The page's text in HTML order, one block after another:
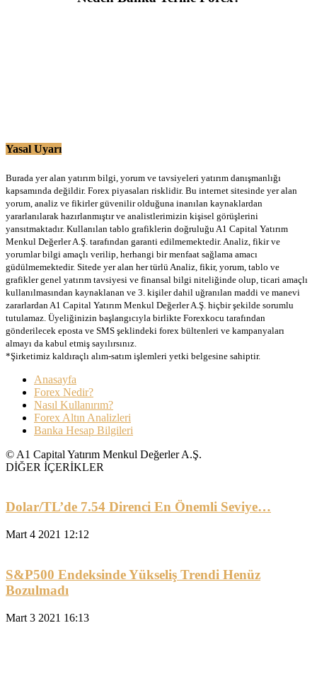
Yasal Uyarı
Burada yer alan yatırım bilgi, yorum ve tavsiyeleri yatırım danışmanlığı
kapsamında değildir. Forex piyasaları risklidir. Bu internet sitesinde yer alan
yorum, analiz ve fikirler güvenilir olduğuna inanılan kaynaklardan
yararlanılarak hazırlanmıştır ve analistlerimizin kişisel görüşlerini
yansıtmaktadır. Kullanılan tablo grafiklerin doğruluğu A1 Capital Yatırım
Menkul Değerler A.Ş. tarafından garanti edilmemektedir. Analiz, fikir ve
yorumlar bilgi amaçlı verilip, herhangi bir menfaat sağlama amacı
güdülmemektedir. Sitede yer alan her türlü Analiz, fikir, yorum, tablo ve
grafikler genel yatırım tavsiyesi ve finansal bilgi niteliğinde olup, ticari amaçlı
kullanılmasından kaynaklanan ve 3. kişiler dahil uğranılan maddi ve manevi
zararlardan A1 Capital Yatırım Menkul Değerler A.Ş. hiçbir şekilde sorumlu
tutulamaz. Üyeliğinizin başlangıcıyla birlikte Forexkocu tarafından
gönderilecek eposta ve SMS şeklindeki forex bültenleri ve kampanyaları
almayı da kabul etmiş sayılırsınız.
*Şirketimiz kaldıraçlı alım-satım işlemleri yetki belgesine sahiptir.
Anasayfa
Forex Nedir?
Nasıl Kullanırım?
Forex Altın Analizleri
Banka Hesap Bilgileri
© A1 Capital Yatırım Menkul Değerler A.Ş.
DİĞER İÇERİKLER
Dolar/TL’de 7.54 Direnci En Önemli Seviye…
Mart 4 2021 12:12
S&P500 Endeksinde Yükseliş Trendi Henüz
Bozulmadı
Mart 3 2021 16:13